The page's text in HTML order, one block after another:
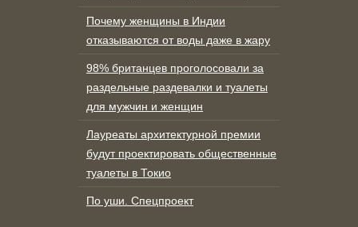
Почему женщины в Индии
отказываются от воды даже в жару
98% британцев проголосовали за
раздельные раздевалки и туалеты
для мужчин и женщин
Лауреаты архитектурной премии
будут проектировать общественные
туалеты в Токио
По уши. Спецпроект